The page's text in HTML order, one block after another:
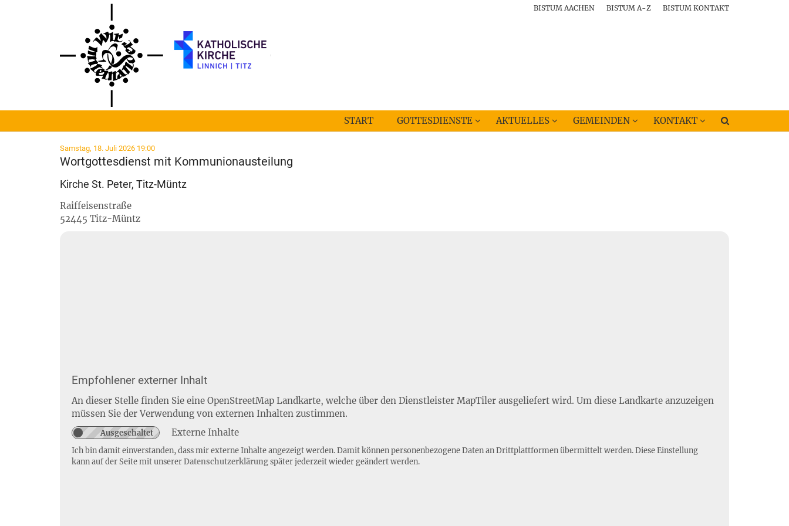
BISTUM AACHEN BISTUM A-Z BISTUM KONTAKT
START GOTTESDIENSTE AKTUELLES GEMEINDEN KONTAKT
Samstag, 18. Juli 2026 19:00:
Wortgottesdienst mit Kommunionausteilung
Kirche St. Peter, Titz-Müntz
Raiffeisenstraße
52445 Titz-Müntz
Empfohlener externer Inhalt
An dieser Stelle finden Sie eine OpenStreetMap Landkarte, welche über den Dienstleister MapTiler ausgeliefert wird. Um diese Landkarte anzuzeigen
müssen Sie der Verwendung von externen Inhalten zustimmen.
Externe Inhalte
Ich bin damit einverstanden, dass mir externe Inhalte angezeigt werden. Damit können personenbezogene Daten an Drittplattformen übermittelt werden. Diese Einstellung
kann auf der Seite mit unsererDatenschutzerklärungspäter jederzeit wieder geändert werden.